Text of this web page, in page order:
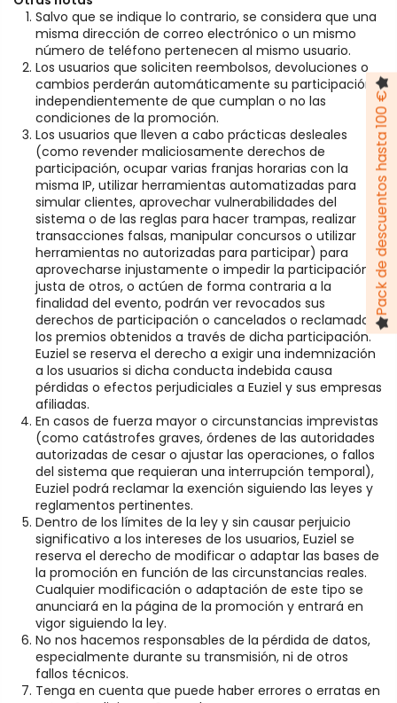
Salvo que se indique lo contrario, se considera que una
misma dirección de correo electrónico o un mismo
número de teléfono pertenecen al mismo usuario.
Los usuarios que soliciten reembolsos, devoluciones o
cambios perderán automáticamente su participación,
independientemente de que cumplan o no las
condiciones de la promoción.
Los usuarios que lleven a cabo prácticas desleales
(como revender maliciosamente derechos de
participación, ocupar varias franjas horarias con la
misma IP, utilizar herramientas automatizadas para
simular clientes, aprovechar vulnerabilidades del
sistema o de las reglas para hacer trampas, realizar
transacciones falsas, manipular concursos o utilizar
herramientas no autorizadas para participar) para
aprovecharse injustamente o impedir la participación
justa de otros, o actúen de forma contraria a la
finalidad del evento, podrán ver revocados sus
derechos de participación o cancelados o reclamados
los premios obtenidos a través de dicha participación.
Euziel se reserva el derecho a exigir una indemnización
a los usuarios si dicha conducta indebida causa
pérdidas o efectos perjudiciales a Euziel y sus empresas
afiliadas.
En casos de fuerza mayor o circunstancias imprevistas
(como catástrofes graves, órdenes de las autoridades
autorizadas de cesar o ajustar las operaciones, o fallos
del sistema que requieran una interrupción temporal),
Euziel podrá reclamar la exención siguiendo las leyes y
reglamentos pertinentes.
Dentro de los límites de la ley y sin causar perjuicio
significativo a los intereses de los usuarios, Euziel se
reserva el derecho de modificar o adaptar las bases de
la promoción en función de las circunstancias reales.
Cualquier modificación o adaptación de este tipo se
anunciará en la página de la promoción y entrará en
vigor siguiendo la ley.
No nos hacemos responsables de la pérdida de datos,
especialmente durante su transmisión, ni de otros
fallos técnicos.
Tenga en cuenta que puede haber errores o erratas en
Pack de descuentos hasta 100 €